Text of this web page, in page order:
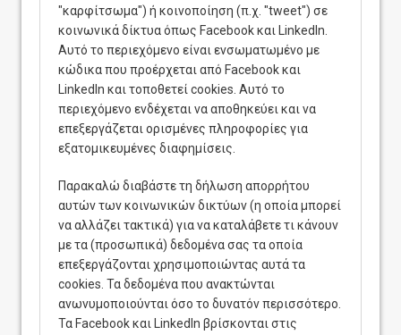
"καρφίτσωμα") ή κοινοποίηση (π.χ. "tweet") σε
κοινωνικά δίκτυα όπως Facebook και LinkedIn.
Αυτό το περιεχόμενο είναι ενσωματωμένο με
κώδικα που προέρχεται από Facebook και
LinkedIn και τοποθετεί cookies. Αυτό το
περιεχόμενο ενδέχεται να αποθηκεύει και να
επεξεργάζεται ορισμένες πληροφορίες για
εξατομικευμένες διαφημίσεις.
Παρακαλώ διαβάστε τη δήλωση απορρήτου
αυτών των κοινωνικών δικτύων (η οποία μπορεί
να αλλάζει τακτικά) για να καταλάβετε τι κάνουν
με τα (προσωπικά) δεδομένα σας τα οποία
επεξεργάζονται χρησιμοποιώντας αυτά τα
cookies. Τα δεδομένα που ανακτώνται
ανωνυμοποιούνται όσο το δυνατόν περισσότερο.
Τα Facebook και LinkedIn βρίσκονται στις